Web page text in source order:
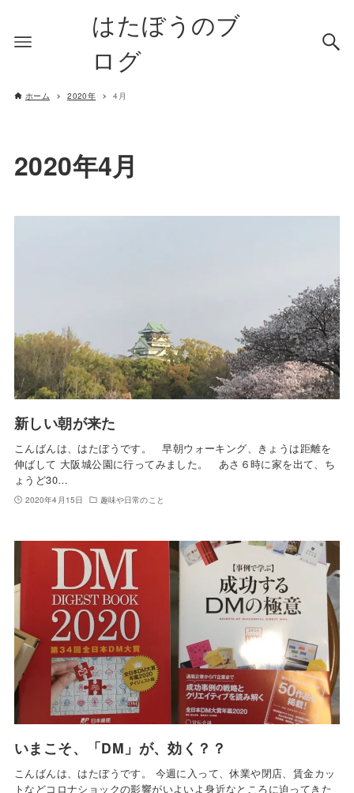
はたぼうのブ
ログ
ホーム 2020年 4月
2020年4月
新しい朝が来た
こんばんは、はたぼうです。 早朝ウォーキング、きょうは距離を
伸ばして 大阪城公園に行ってみました。 あさ６時に家を出て、ち
ょうど30…
2020年4月15日 趣味や日常のこと
いまこそ、「DM」が、効く？？
こんばんは、はたぼうです。 今週に入って、休業や閉店、賃金カッ
トなどコロナショックの影響がいよいよ身近なところに迫ってきた